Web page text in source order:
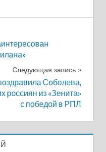
Следующая запись
Соболева,
россиян из «Зенита»
с победой в РПЛ